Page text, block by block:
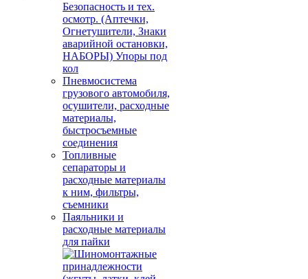
Безопасность и тех.
осмотр. (Аптечки,
Огнетушители, Знаки
аварийной остановки,
НАБОРЫ) Упоры под
кол
Пневмосистема
грузового автомобиля,
осушители, расходные
материалы,
быстросъемные
соединения
Топливные
сепараторы и
расходные материалы
к ним, фильтры,
съемники
Паяльники и
расходные материалы
для пайки